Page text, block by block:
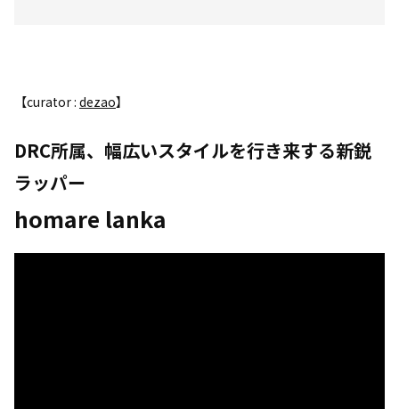
【curator : dezao】
DRC所属、幅広いスタイルを行き来する新鋭
ラッパー
homare lanka